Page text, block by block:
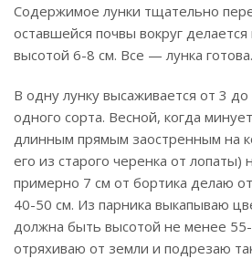
Содержимое лунки тщательно
оставшейся почвы вокруг
высотой 6-8 см. Все — лунка готова.
В одну лунку высаживается от 3 до
одного сорта. Весной, когда
длинным прямым заостренным на
его из старого черенка от лопаты)
примерно 7 см от бортика делаю
40-50 см. Из парника выкапываю
должна быть высотой не менее
отряхиваю от земли и подрезаю